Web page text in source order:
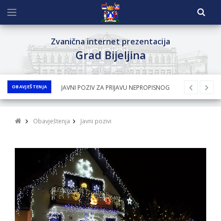
Zvanična internet prezentacija
Grad Bijeljina
OBAVJEŠTENJA
JAVNI POZIV ZA PRIJAVU NEPROPISNOG
ODLAGANjA OTPADA UZ DODJELU
FINANSIJSKE NAGRADE
JAVNI KONKURS ZA DODJELU
OKUĆNICOM NA TERITORIJI GRADA BIJELjINA
ZA 2026. GODINU
Obavještenje za preduzetnika - Nenad
Nukić
PRELIMINARNA RANG LISTA KANDIDATA KOJI
Obavještenja Javni pozivi